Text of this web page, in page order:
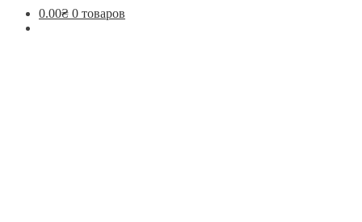
0.00₴ 0 товаров